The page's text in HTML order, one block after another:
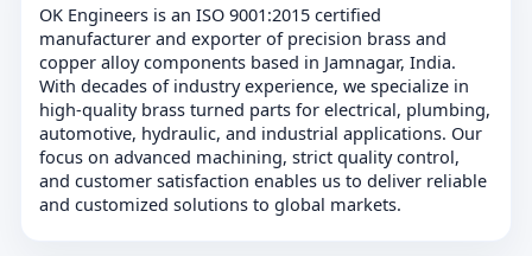
OK Engineers is an ISO 9001:2015 certified
manufacturer and exporter of precision brass and
copper alloy components based in Jamnagar, India.
With decades of industry experience, we specialize in
high-quality brass turned parts for electrical, plumbing,
automotive, hydraulic, and industrial applications. Our
focus on advanced machining, strict quality control,
and customer satisfaction enables us to deliver reliable
and customized solutions to global markets.